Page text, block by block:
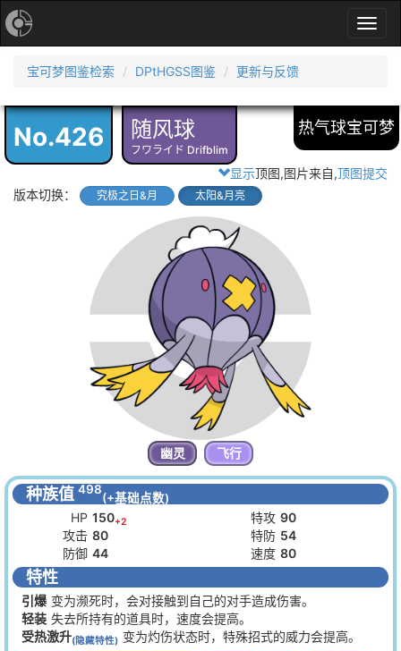
宝可梦图鉴检索
DPtHGSS图鉴 更新与反馈
No.426 随风球
フワライド Drifblim
热气球宝可梦
显示顶图,图片来自,顶图提交
版本切换：
究极之日&月 太阳&月亮
幽灵 飞行
种族值 498
(+基础点数)
HP 150+2 特攻 90
攻击 80 特防 54
防御 44 速度 80
特性
引爆 变为濒死时，会对接触到自己的对手造成伤害。
轻装 失去所持有的道具时，速度会提高。
受热激升(隐藏特性) 变为灼伤状态时，特殊招式的威力会提高。